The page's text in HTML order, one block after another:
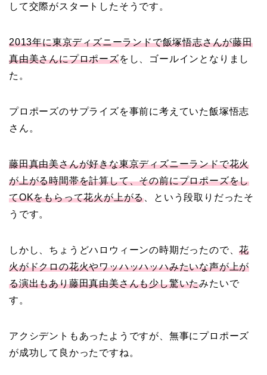
本並健司が元嫁・美千代
画像や離婚理由は？
馴れ初めは友人の紹介！
【画像】相葉雅紀の嫁は
関西出身の癒し系美人！
して交際がスタートしたそうです。
2013年に東京ディズニーランドで飯塚悟志さんが藤田
真由美さんにプロポーズをし、ゴールインとなりまし
た。
プロポーズのサプライズを事前に考えていた飯塚悟志
さん。
藤田真由美さんが好きな東京ディズニーランドで花火
が上がる時間帯を計算して、その前にプロポーズをし
てOKをもらって花火が上がる 、という段取りだったそ
うです。
しかし、ちょうどハロウィーンの時期だったので、花
火がドクロの花火やワッハッハッハみたいな声が上が
る演出もあり藤田真由美さんも少し驚いたみたいで
す。
アクシデントもあったようですが、無事にプロポーズ
が成功して良かったですね。